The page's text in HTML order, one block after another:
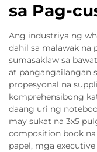
sa Pag-
Ang industriya ng
dahil sa malawak
sumasaklaw sa
at pangangailangan
propesyonal na
komprehensibong
daang uri ng
may sukat na 3x5
composition book
papel, mga